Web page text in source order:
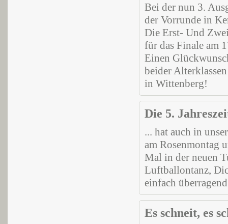
Bei der nun 3.
der Vorrunde in
Die Erst- Und
für das Finale am
Einen
beider
in Wittenberg!
Die 5.
... hat auch in
am Rosenmontag
Mal in der neuen
Luftballontanz,
einfach
Es schneit, es